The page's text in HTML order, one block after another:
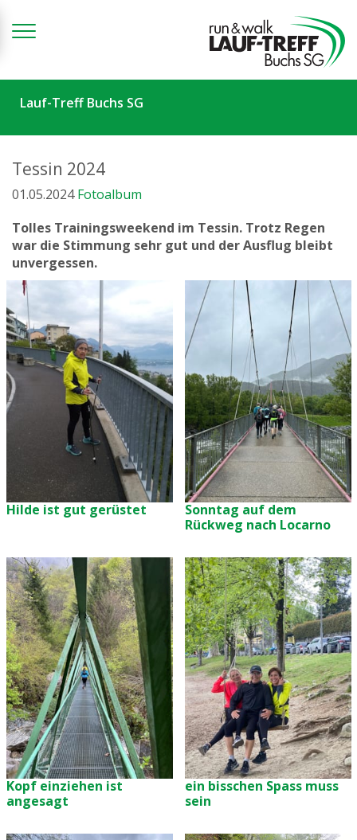
Lauf-Treff Buchs SG
Tessin 2024
01.05.2024 Fotoalbum
Tolles Trainingsweekend im Tessin. Trotz Regen
war die Stimmung sehr gut und der Ausflug bleibt
unvergessen.
Hilde ist gut gerüstet
Sonntag auf dem
Rückweg nach Locarno
Kopf einziehen ist
angesagt
ein bisschen Spass muss
sein